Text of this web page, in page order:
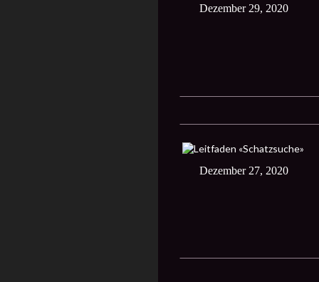
Dezember 29, 2020
Dezember 27, 2020